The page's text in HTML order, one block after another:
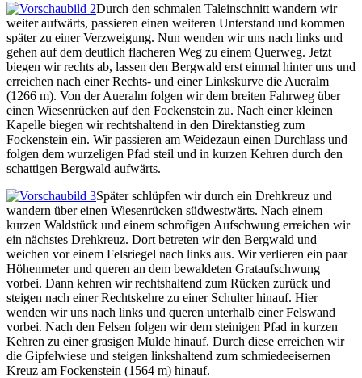
Durch den schmalen Taleinschnitt wandern wir
weiter aufwärts, passieren einen weiteren Unterstand und kommen
später zu einer Verzweigung. Nun wenden wir uns nach links und
gehen auf dem deutlich flacheren Weg zu einem Querweg. Jetzt
biegen wir rechts ab, lassen den Bergwald erst einmal hinter uns und
erreichen nach einer Rechts- und einer Linkskurve die Aueralm
(1266 m). Von der Aueralm folgen wir dem breiten Fahrweg über
einen Wiesenrücken auf den Fockenstein zu. Nach einer kleinen
Kapelle biegen wir rechtshaltend in den Direktanstieg zum
Fockenstein ein. Wir passieren am Weidezaun einen Durchlass und
folgen dem wurzeligen Pfad steil und in kurzen Kehren durch den
schattigen Bergwald aufwärts.
Später schlüpfen wir durch ein Drehkreuz und
wandern über einen Wiesenrücken südwestwärts. Nach einem
kurzen Waldstück und einem schrofigen Aufschwung erreichen wir
ein nächstes Drehkreuz. Dort betreten wir den Bergwald und
weichen vor einem Felsriegel nach links aus. Wir verlieren ein paar
Höhenmeter und queren an dem bewaldeten Grataufschwung
vorbei. Dann kehren wir rechtshaltend zum Rücken zurück und
steigen nach einer Rechtskehre zu einer Schulter hinauf. Hier
wenden wir uns nach links und queren unterhalb einer Felswand
vorbei. Nach den Felsen folgen wir dem steinigen Pfad in kurzen
Kehren zu einer grasigen Mulde hinauf. Durch diese erreichen wir
die Gipfelwiese und steigen linkshaltend zum schmiedeeisernen
Kreuz am Fockenstein (1564 m) hinauf.